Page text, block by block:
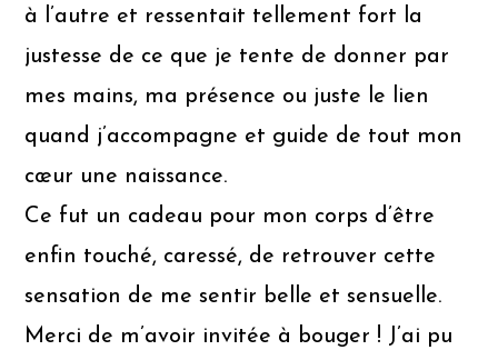
à l’autre et ressentait tellement fort la
justesse de ce que je tente de donner par
mes mains, ma présence ou juste le lien
quand j’accompagne et guide de tout mon
cœur une naissance.
Ce fut un cadeau pour mon corps d’être
enfin touché, caressé, de retrouver cette
sensation de me sentir belle et sensuelle.
Merci de m’avoir invitée à bouger ! J’ai pu